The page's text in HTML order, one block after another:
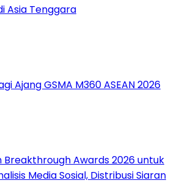
Asia Tenggara
Ajang GSMA M360 ASEAN 2026
Breakthrough Awards 2026 untuk
Media Sosial, Distribusi Siaran